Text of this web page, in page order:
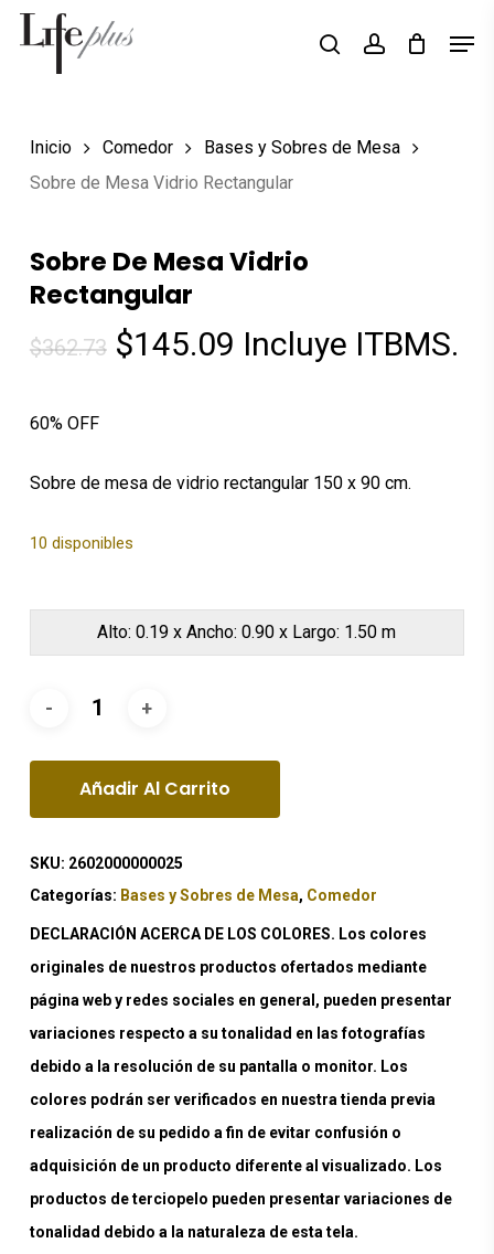
Skip
Búsqueda
productos
searchaccount
Inicio Comedor
Bases y Sobres de Mesa
Sobre de Mesa Vidrio Rectangular
Sobre De Mesa Vidrio
Rectangular
$362.73 El
$362.73.
$145.09 El
$145.09.
Incluye ITBMS.
60% OFF
Sobre de mesa de vidrio rectangular 150 x 90 cm.
10 disponibles
Alto: 0.19 x Ancho: 0.90 x Largo: 1.50 m
Añadir Al Carrito
SKU: 2602000000025
Categorías: Bases y Sobres de Mesa, Comedor
DECLARACIÓN ACERCA DE LOS COLORES. Los colores
originales de nuestros productos ofertados mediante
página web y redes sociales en general, pueden presentar
variaciones respecto a su tonalidad en las fotografías
debido a la resolución de su pantalla o monitor. Los
colores podrán ser verificados en nuestra tienda previa
realización de su pedido a fin de evitar confusión o
adquisición de un producto diferente al visualizado. Los
productos de terciopelo pueden presentar variaciones de
tonalidad debido a la naturaleza de esta tela.